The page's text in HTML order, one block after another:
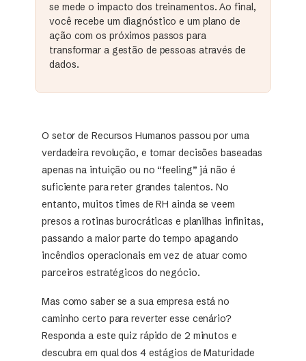
se mede o impacto dos treinamentos. Ao final,
você recebe um diagnóstico e um plano de
ação com os próximos passos para
transformar a gestão de pessoas através de
dados.
O setor de Recursos Humanos passou por uma
verdadeira revolução, e tomar decisões baseadas
apenas na intuição ou no “feeling” já não é
suficiente para reter grandes talentos. No
entanto, muitos times de RH ainda se veem
presos a rotinas burocráticas e planilhas infinitas,
passando a maior parte do tempo apagando
incêndios operacionais em vez de atuar como
parceiros estratégicos do negócio.
Mas como saber se a sua empresa está no
caminho certo para reverter esse cenário?
Responda a este quiz rápido de 2 minutos e
descubra em qual dos 4 estágios de Maturidade